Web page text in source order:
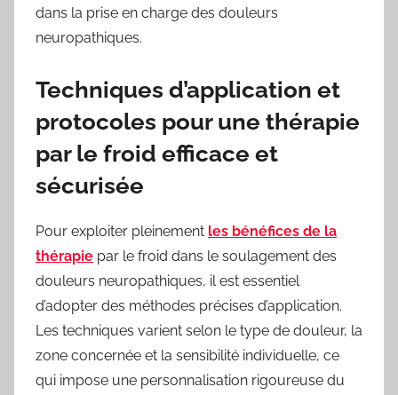
dans la prise en charge des douleurs
neuropathiques.
Techniques d’application et
protocoles pour une thérapie
par le froid efficace et
sécurisée
Pour exploiter pleinement les bénéfices de la
thérapie par le froid dans le soulagement des
douleurs neuropathiques, il est essentiel
d’adopter des méthodes précises d’application.
Les techniques varient selon le type de douleur, la
zone concernée et la sensibilité individuelle, ce
qui impose une personnalisation rigoureuse du